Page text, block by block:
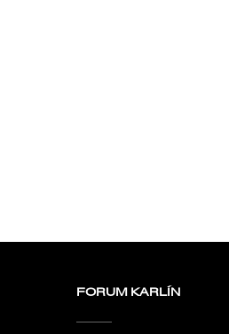
FORUM KARLÍN